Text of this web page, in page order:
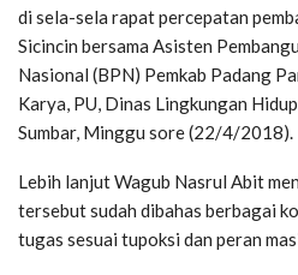
di sela-sela rapat percepatan
Sicincin bersama Asisten
Nasional (BPN) Pemkab Padang
Karya, PU, Dinas Lingkungan
Sumbar, Minggu sore (22/4/2018).
Lebih lanjut Wagub Nasrul Abit
tersebut sudah dibahas berbagai
tugas sesuai tupoksi dan peran